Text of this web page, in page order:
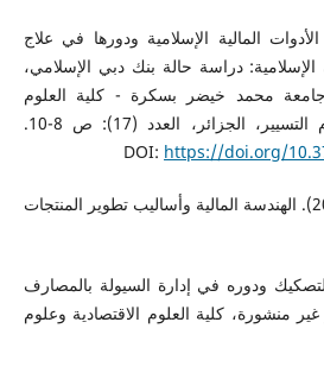
فريد (2015). الأدوات المالية الإسلامية ودورها في علاج
دراسة حالة بنك دبي الإسلامي،
جامعة محمد خيضر بسكرة - كلية العلوم
الاقتصادية والتجارية وعلوم التسيير، الجزائر، العدد (17): ص 8-10.
DOI: https://doi.org/
- الفيفي، حسين أحمد (2021). الهندسة المالية وأساليب تطوير المنتجات
حكيم (2010). التصكيك ودوره في إدارة السيولة بالمصارف
منشورة، كلية العلوم الاقتصادية وعلوم